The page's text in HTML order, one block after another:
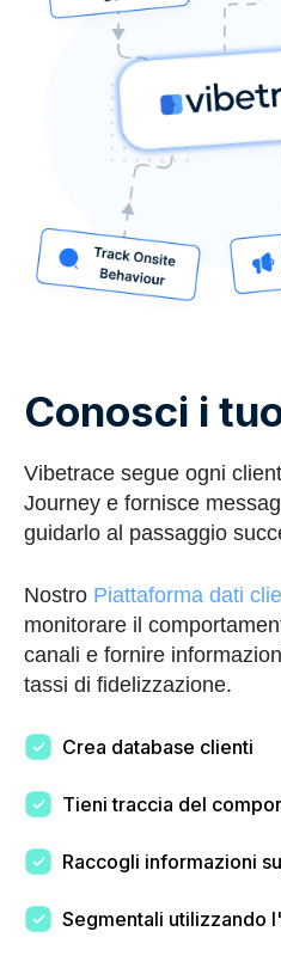
Conosci i
Vibetrace segue ogni
Journey e fornisce
guidarlo al passaggio
Nostro Piattaforma dati
monitorare il
canali e fornire
tassi di fidelizzazione.
Crea database clienti
Tieni traccia del
Raccogli informazioni
Segmentali utilizzando